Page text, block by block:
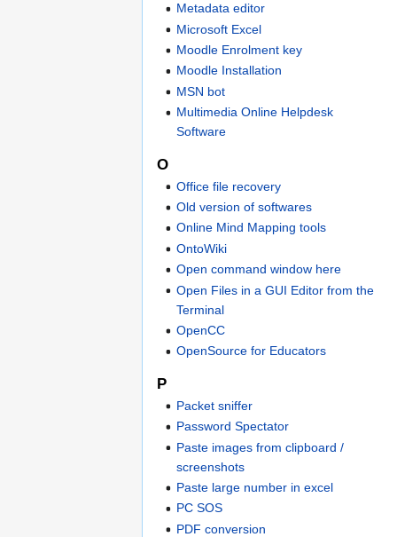
Metadata editor
Microsoft Excel
Moodle Enrolment key
Moodle Installation
MSN bot
Multimedia Online Helpdesk
Software
O
Office file recovery
Old version of softwares
Online Mind Mapping tools
OntoWiki
Open command window here
Open Files in a GUI Editor from the
Terminal
OpenCC
OpenSource for Educators
P
Packet sniffer
Password Spectator
Paste images from clipboard /
screenshots
Paste large number in excel
PC SOS
PDF conversion